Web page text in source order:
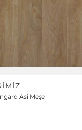
Asi Meşe